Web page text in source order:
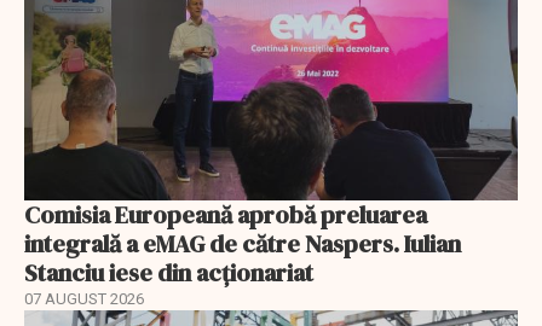
Comisia Europeană aprobă preluarea
integrală a eMAG de către Naspers. Iulian
Stanciu iese din acționariat
07 AUGUST 2026